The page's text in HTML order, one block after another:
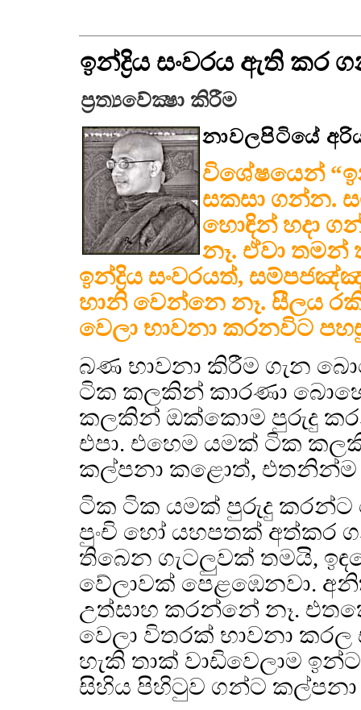
ඉන්ද්‍රිය සංවරය ඇති කර
ප්‍රත්‍යවේක්‍ෂා කිරීම
නාවලපිටියේ
විශේෂයෙන්
සකසා ගන්න.
හොඳින් හදා
නෑ. ඒවා
ඉන්ද්‍රිය සංවරයත්,
හානි වෙන්නෙ නෑ. සීලය
වෙලා භාවනා කරනවිට
බණ භාවනා කිරීම ගැන
ටික කලකින් කාරණා
කලකින් ඔක්කොම පුරුදු
එපා. එහෙම යමක් ටික
කල්පනා කළොත්, එතනින්ම
ටික ටික යමක් පුරුදු
පුංචි හෝ යහපතක් අත්කර
තිබෙන ගැටලුවක් තමයි,
වේලාවක් පෙළඹෙනවා.
උත්සාහ කරන්නේ නෑ.
වෙලා විතරක් භාවනා
හැකි තාක් වාඩිවෙලාම
සිහිය පිහිටුව ගන්ට